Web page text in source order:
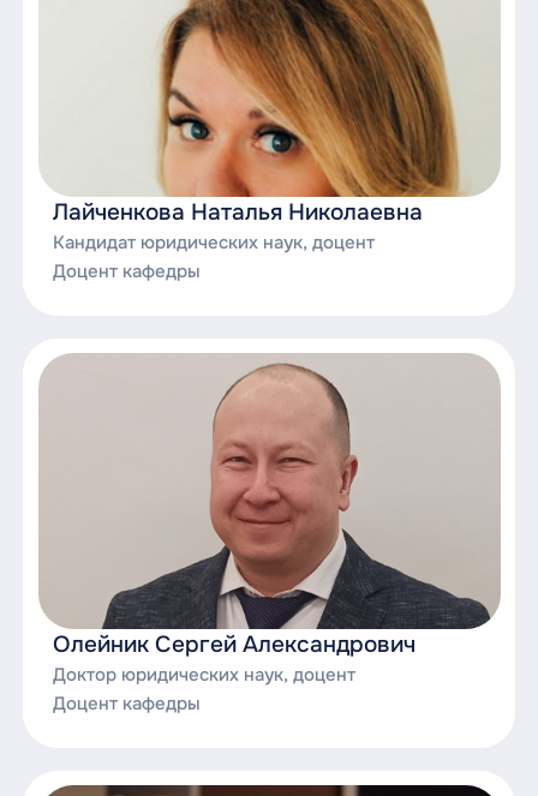
Лайченкова Наталья Николаевна
Кандидат юридических наук, доцент
Доцент кафедры
Олейник Сергей Александрович
Доктор юридических наук, доцент
Доцент кафедры